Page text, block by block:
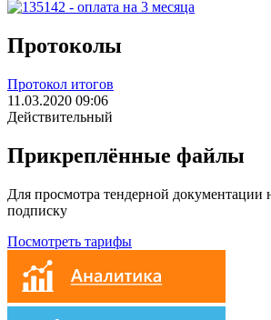
Протоколы
Протокол итогов
11.03.2020 09:06
Действительный
Прикреплённые файлы
Для просмотра тендерной документации
подписку
Посмотреть тарифы